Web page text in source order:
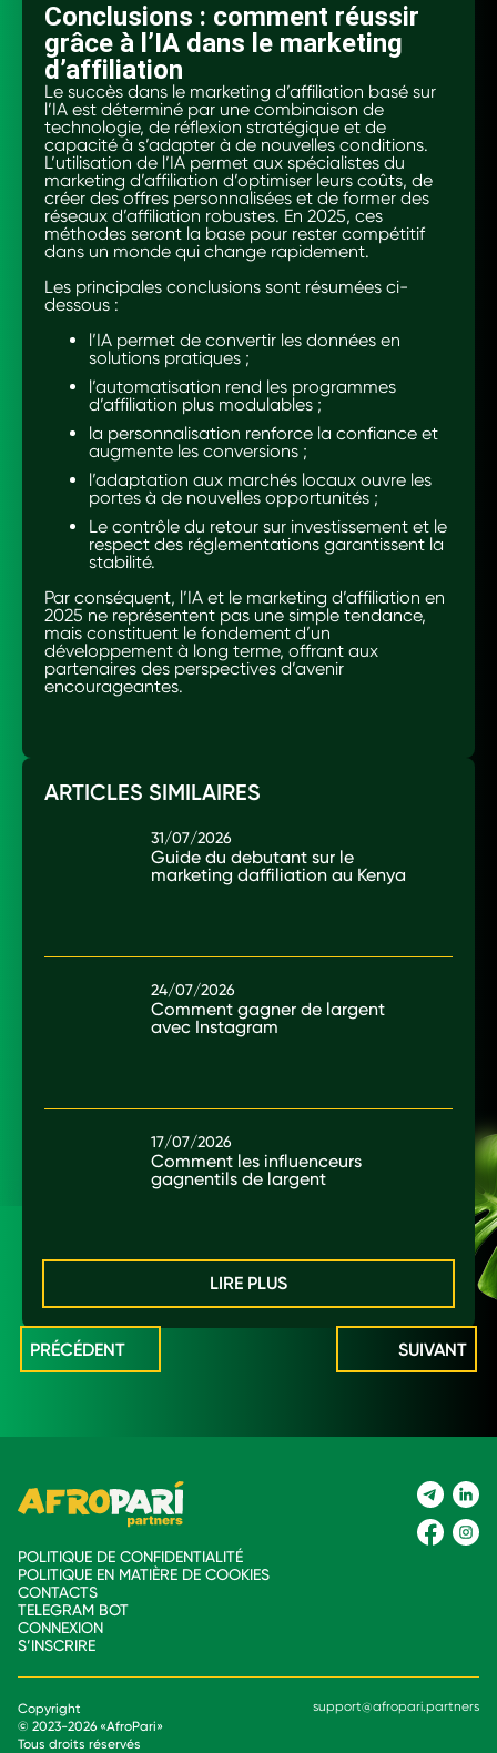
Conclusions : comment réussir
grâce à l’IA dans le marketing
d’affiliation
Le succès dans le marketing d’affiliation basé sur
l’IA est déterminé par une combinaison de
technologie, de réflexion stratégique et de
capacité à s’adapter à de nouvelles conditions.
L’utilisation de l’IA permet aux spécialistes du
marketing d’affiliation d’optimiser leurs coûts, de
créer des offres personnalisées et de former des
réseaux d’affiliation robustes. En 2025, ces
méthodes seront la base pour rester compétitif
dans un monde qui change rapidement.
Les principales conclusions sont résumées ci-
dessous :
l’IA permet de convertir les données en
solutions pratiques ;
l’automatisation rend les programmes
d’affiliation plus modulables ;
la personnalisation renforce la confiance et
augmente les conversions ;
l’adaptation aux marchés locaux ouvre les
portes à de nouvelles opportunités ;
Le contrôle du retour sur investissement et le
respect des réglementations garantissent la
stabilité.
Par conséquent, l’IA et le marketing d’affiliation en
2025 ne représentent pas une simple tendance,
mais constituent le fondement d’un
développement à long terme, offrant aux
partenaires des perspectives d’avenir
encourageantes.
ARTICLES SIMILAIRES
31/07/2026
Guide du debutant sur le
marketing daffiliation au Kenya
24/07/2026
Comment gagner de largent
avec Instagram
17/07/2026
Comment les influenceurs
gagnentils de largent
LIRE PLUS
PRÉCÉDENT SUIVANT
POLITIQUE DE CONFIDENTIALITÉ
POLITIQUE EN MATIÈRE DE COOKIES
CONTACTS
TELEGRAM BOT
CONNEXION
S’INSCRIRE
Copyright
© 2023-2026 «AfroPari»
Tous droits réservés
support@afropari.partners